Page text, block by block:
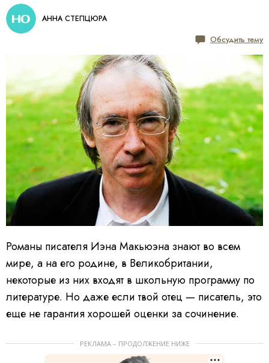
АННА СТЕПЦЮРА
Обсудить тему
Романы писателя Иэна Макьюэна знают во всем
мире, а на его родине, в Великобритании,
некоторые из них входят в школьную программу по
литературе. Но даже если твой отец — писатель, это
еще не гарантия хорошей оценки за сочинение.
РЕКЛАМА – ПРОДОЛЖЕНИЕ НИЖЕ